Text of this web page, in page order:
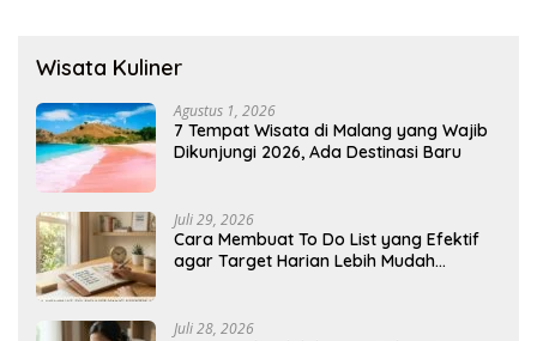
Wisata Kuliner
Agustus 1, 2026
7 Tempat Wisata di Malang yang Wajib
Dikunjungi 2026, Ada Destinasi Baru
Juli 29, 2026
Cara Membuat To Do List yang Efektif
agar Target Harian Lebih Mudah
Juli 28, 2026